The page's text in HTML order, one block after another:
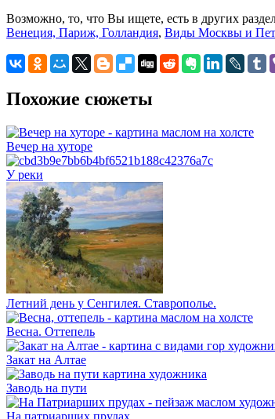
Возможно, то, что Вы ищете, есть в других
Венеция, Париж, Голландия, Виды Москвы и
Похожие сюжеты
Вечер на хуторе
У реки
Летний день у Сенгилея. Ставрополье.
Весна. Оттепель
Закат на Алтае
Заводь на пути
На патриарших прудах